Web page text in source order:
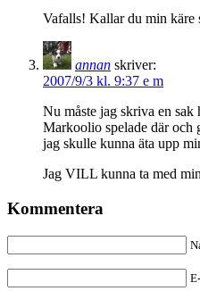
Vafalls! Kallar du min käre
annan skriver:
2007/9/3 kl. 9:37 e m
Nu måste jag skriva en
Markoolio spelade där
jag skulle kunna äta upp
Jag VILL kunna ta med
Kommentera